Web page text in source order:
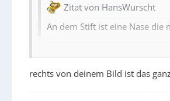
Zitat von HansWurscht
An dem Stift ist eine Nase die
Hallo HansWurscht,
Vielen Dank für deinen Tip.
rechts von deinem Bild ist das